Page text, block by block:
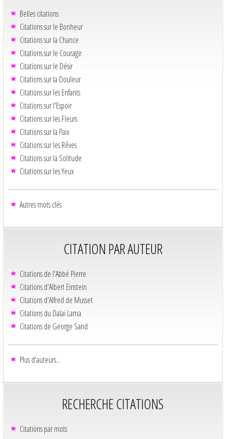
Belles citations
Citations sur le Bonheur
Citations sur la Chance
Citations sur le Courage
Citations sur le Désir
Citations sur la Douleur
Citations sur les Enfants
Citations sur l'Espoir
Citations sur les Fleurs
Citations sur la Paix
Citations sur les Rêves
Citations sur la Solitude
Citations sur les Yeux
Autres mots clés
CITATION PAR AUTEUR
Citations de l'Abbé Pierre
Citations d'Albert Einstein
Citations d'Alfred de Musset
Citations du Dalaï Lama
Citations de George Sand
Plus d'auteurs...
RECHERCHE CITATIONS
Citations par mots